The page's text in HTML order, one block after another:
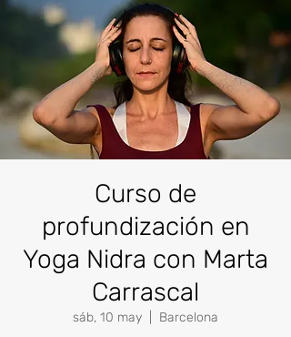
Curso de
profundización en
Yoga Nidra con Marta
Carrascal
sáb, 10 may Barcelona